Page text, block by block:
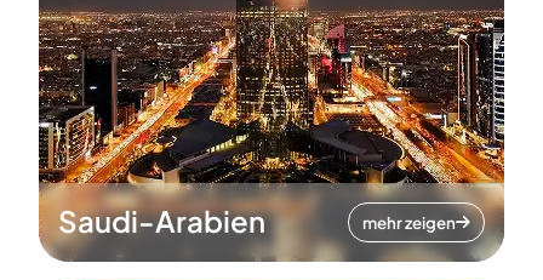
Saudi-Arabien mehr zeigen